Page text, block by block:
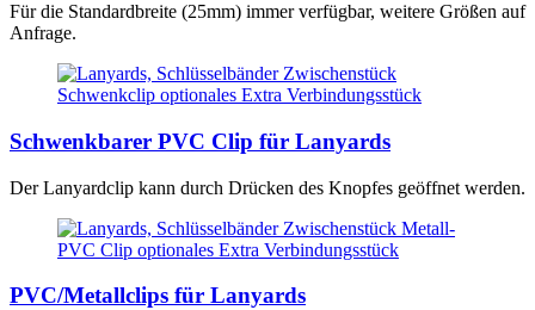
Für die Standardbreite (25mm) immer verfügbar, weitere Größen auf
Anfrage.
Schwenkbarer PVC Clip für Lanyards
Der Lanyardclip kann durch Drücken des Knopfes geöffnet werden.
PVC/Metallclips für Lanyards